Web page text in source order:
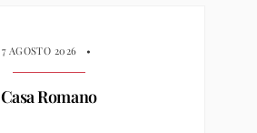
7 AGOSTO 2026 •
Casa Romano